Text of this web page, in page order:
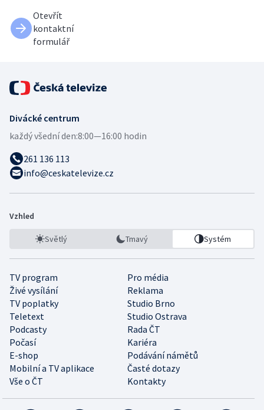
Otevřít
kontaktní
formulář
Divácké centrum
každý všední den:8:00—16:00 hodin
261 136 113
info@ceskatelevize.cz
Vzhled
Světlý Tmavý Systém
TV program
Pro média
Živé vysílání
Reklama
TV poplatky
Studio Brno
Teletext
Studio Ostrava
Podcasty
Rada ČT
Počasí
Kariéra
E-shop
Podávání námětů
Mobilní a TV aplikace
Časté dotazy
Vše o ČT
Kontakty